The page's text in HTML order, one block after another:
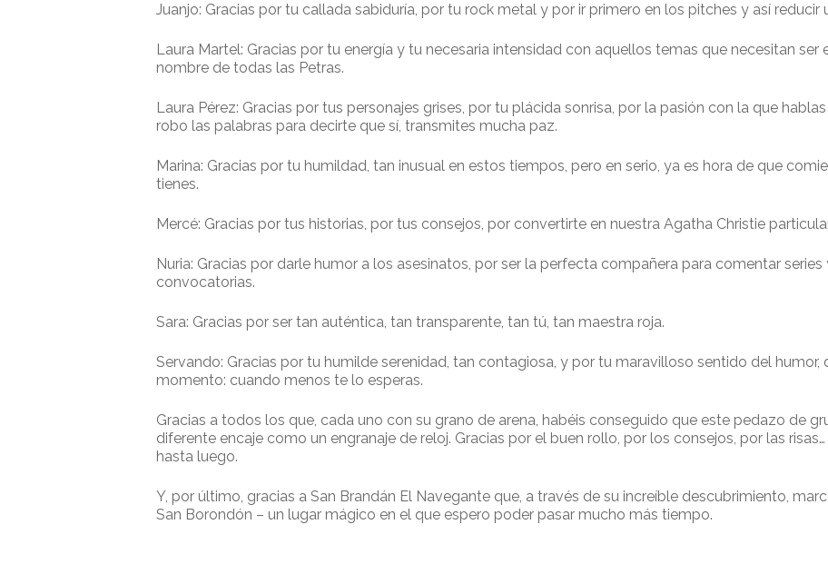
Juanjo: Gracias por tu callada sabiduría, por tu rock metal y por ir primero en los pitches y así
Laura Martel: Gracias por tu energía y tu necesaria intensidad con aquellos temas que necesitan ser
nombre de todas las Petras.
Laura Pérez: Gracias por tus personajes grises, por tu plácida sonrisa, por la pasión con la que
robo las palabras para decirte que sí, transmites mucha paz.
Marina: Gracias por tu humildad, tan inusual en estos tiempos, pero en serio, ya es hora de que
tienes.
Mercé: Gracias por tus historias, por tus consejos, por convertirte en nuestra Agatha Christie
Nuria: Gracias por darle humor a los asesinatos, por ser la perfecta compañera para comentar
convocatorias.
Sara: Gracias por ser tan auténtica, tan transparente, tan tú, tan maestra roja.
Servando: Gracias por tu humilde serenidad, tan contagiosa, y por tu maravilloso sentido del humor,
momento: cuando menos te lo esperas.
Gracias a todos los que, cada uno con su grano de arena, habéis conseguido que este pedazo de
diferente encaje como un engranaje de reloj. Gracias por el buen rollo, por los consejos, por las
hasta luego.
Y, por último, gracias a San Brandán El Navegante que, a través de su increíble descubrimiento,
San Borondón – un lugar mágico en el que espero poder pasar mucho más tiempo.